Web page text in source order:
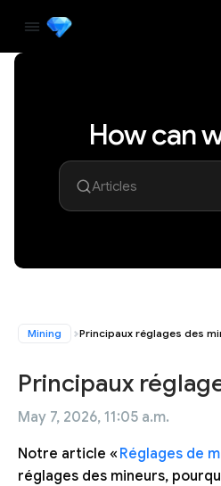
How can
Mining Principaux réglages des
Principaux
May 7, 2026, 11:05 a.m.
Notre article « Réglages de
réglages des mineurs,